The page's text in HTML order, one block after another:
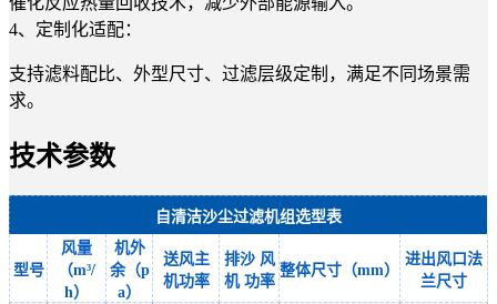
4、 定制化适配：
支持滤料配比、外型尺寸、过滤层级定制，满足不同场景需
求。
技术参数
自清洁沙尘过滤机组选型表
型号
风量
（m³/
h）
机外
余（p
a）
送风主
机功率
排沙 风
机 功率
整体尺寸（mm）
进出风口法
兰尺寸